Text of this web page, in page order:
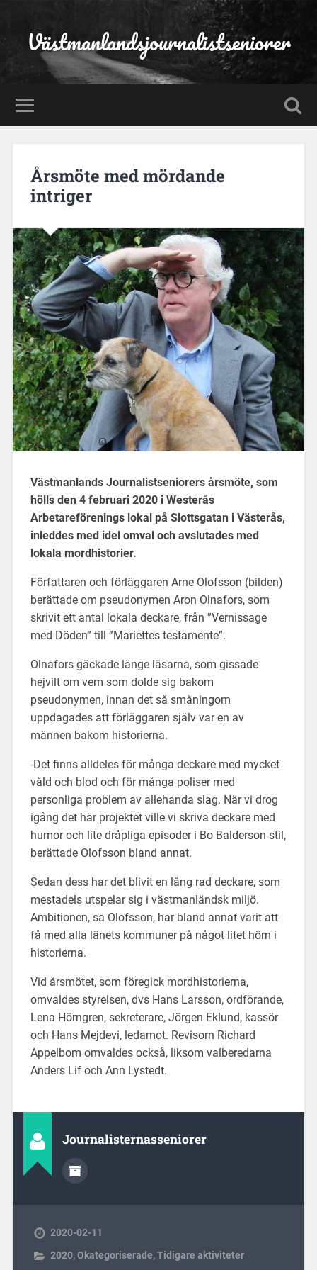
Västmanlandsjournalistseniorer
Årsmöte med mördande
intriger
Västmanlands Journalistseniorers årsmöte, som
hölls den 4 februari 2020 i Westerås
Arbetareförenings lokal på Slottsgatan i Västerås,
inleddes med idel omval och avslutades med
lokala mordhistorier.
Författaren och förläggaren Arne Olofsson (bilden)
berättade om pseudonymen Aron Olnafors, som
skrivit ett antal lokala deckare, från ”Vernissage
med Döden” till ”Mariettes testamente”.
Olnafors gäckade länge läsarna, som gissade
hejvilt om vem som dolde sig bakom
pseudonymen, innan det så småningom
uppdagades att förläggaren själv var en av
männen bakom historierna.
-Det finns alldeles för många deckare med mycket
våld och blod och för många poliser med
personliga problem av allehanda slag. När vi drog
igång det här projektet ville vi skriva deckare med
humor och lite dråpliga episoder i Bo Balderson-stil,
berättade Olofsson bland annat.
Sedan dess har det blivit en lång rad deckare, som
mestadels utspelar sig i västmanländsk miljö.
Ambitionen, sa Olofsson, har bland annat varit att
få med alla länets kommuner på något litet hörn i
historierna.
Vid årsmötet, som föregick mordhistorierna,
omvaldes styrelsen, dvs Hans Larsson, ordförande,
Lena Hörngren, sekreterare, Jörgen Eklund, kassör
och Hans Mejdevi, ledamot. Revisorn Richard
Appelbom omvaldes också, liksom valberedarna
Anders Lif och Ann Lystedt.
Journalisternasseniorer
2020-02-11
2020,Okategoriserade,Tidigare aktiviteter